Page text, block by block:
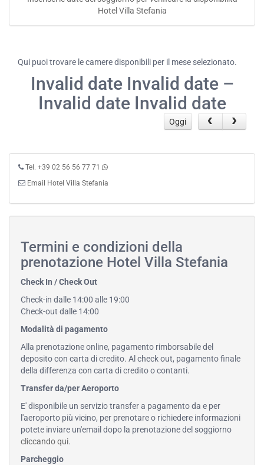
Hotel Villa Stefania
Qui puoi trovare le camere disponibili per il mese selezionato.
Invalid date Invalid date –
Invalid date Invalid date
Oggi
Tel. +39 02 56 56 77 71
Email Hotel Villa Stefania
Termini e condizioni della
prenotazione Hotel Villa Stefania
Check In / Check Out
Check-in dalle 14:00 alle 19:00
Check-out dalle 14:00
Modalità di pagamento
Alla prenotazione online, pagamento rimborsabile del
deposito con carta di credito. Al check out, pagamento finale
della differenza con carta di credito o contanti.
Transfer da/per Aeroporto
E' disponibile un servizio transfer a pagamento da e per
l'aeroporto più vicino, per prenotare o richiedere informazioni
potete inviare un'email dopo la prenotazione del soggiorno
cliccando qui.
Parcheggio